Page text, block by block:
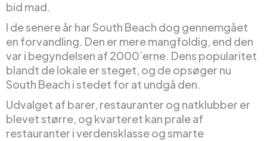
bid mad.
I de senere år har South Beach dog gennemgået
en forvandling. Den er mere mangfoldig, end den
var i begyndelsen af 2000’erne. Dens popularitet
blandt de lokale er steget, og de opsøger nu
South Beach i stedet for at undgå den.
Udvalget af barer, restauranter og natklubber er
blevet større, og kvarteret kan prale af
restauranter i verdensklasse og smarte